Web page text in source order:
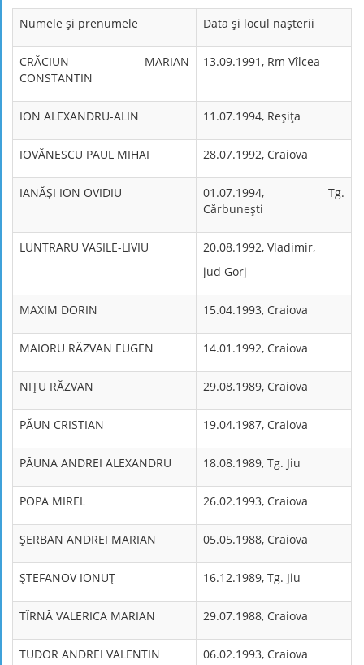
Numele şi prenumele Data şi locul naşterii
CRĂCIUN MARIAN
CONSTANTIN
13.09.1991, Rm Vîlcea
ION ALEXANDRU-ALIN 11.07.1994, Reşiţa
IOVĂNESCU PAUL MIHAI 28.07.1992, Craiova
IANĂŞI ION OVIDIU
01.07.1994, Tg.
Cărbuneşti
LUNTRARU VASILE-LIVIU
20.08.1992, Vladimir,
jud Gorj
MAXIM DORIN 15.04.1993, Craiova
MAIORU RĂZVAN EUGEN 14.01.1992, Craiova
NIŢU RĂZVAN 29.08.1989, Craiova
PĂUN CRISTIAN 19.04.1987, Craiova
PĂUNA ANDREI ALEXANDRU 18.08.1989, Tg. Jiu
POPA MIREL 26.02.1993, Craiova
ŞERBAN ANDREI MARIAN 05.05.1988, Craiova
ŞTEFANOV IONUŢ 16.12.1989, Tg. Jiu
TÎRNĂ VALERICA MARIAN 29.07.1988, Craiova
TUDOR ANDREI VALENTIN 06.02.1993, Craiova